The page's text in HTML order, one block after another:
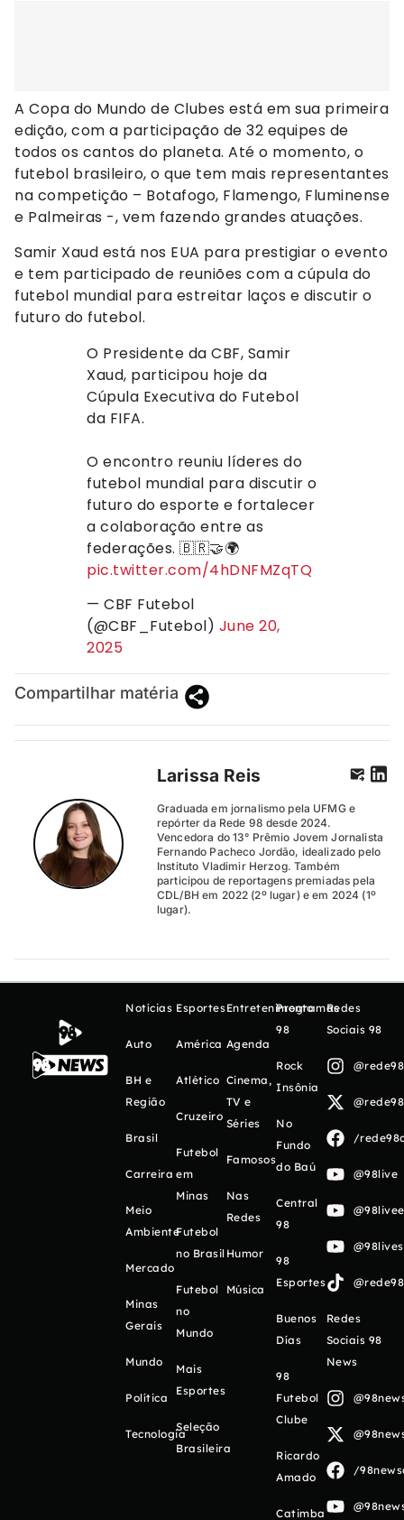
A Copa do Mundo de Clubes está em sua primeira
edição, com a participação de 32 equipes de
todos os cantos do planeta. Até o momento, o
futebol brasileiro, o que tem mais representantes
na competição – Botafogo, Flamengo, Fluminense
e Palmeiras -, vem fazendo grandes atuações.
Samir Xaud está nos EUA para prestigiar o evento
e tem participado de reuniões com a cúpula do
futebol mundial para estreitar laços e discutir o
futuro do futebol.
O Presidente da CBF, Samir
Xaud, participou hoje da
Cúpula Executiva do Futebol
da FIFA.
O encontro reuniu líderes do
futebol mundial para discutir o
futuro do esporte e fortalecer
a colaboração entre as
federações. 🇧🇷🤝🌍
pic.twitter.com/4hDNFMZqTQ
— CBF Futebol
(@CBF_Futebol) June 20,
2025
Compartilhar matéria
Larissa Reis
Graduada em jornalismo pela UFMG e
repórter da Rede 98 desde 2024.
Vencedora do 13° Prêmio Jovem Jornalista
Fernando Pacheco Jordão, idealizado pelo
Instituto Vladimir Herzog. Também
participou de reportagens premiadas pela
CDL/BH em 2022 (2º lugar) e em 2024 (1º
lugar).
Notícias
Auto
BH e
Região
Brasil
Carreira
Meio
Ambiente
Mercado
Minas
Gerais
Mundo
Política
Tecnologia
Esportes
América
Atlético
Cruzeiro
Futebol
em
Minas
Futebol
no Brasil
Futebol
no
Mundo
Mais
Esportes
Seleção
Brasileira
Entretenimento
Agenda
Cinema,
TV e
Séries
Famosos
Nas
Redes
Humor
Música
Programas
98
Rock
Insônia
No
Fundo
do Baú
Central
98
98
Esportes
Buenos
Días
98
Futebol
Clube
Ricardo
Amado
Catimba
Redes
Sociais 98
/
@98live
Redes
Sociais 98
News
/